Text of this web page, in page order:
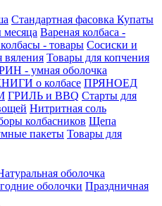
Стандартная фасовка Купаты
Вареная колбаса -
- товары Сосиски и
вяления Товары для копчения
- умная оболочка
о колбасе ПРЯНОЕД
ГРИЛЬ и BBQ Старты для
Нитритная соль
колбасников Щепа
пакеты Товары для
оболочка
оболочки Праздничная